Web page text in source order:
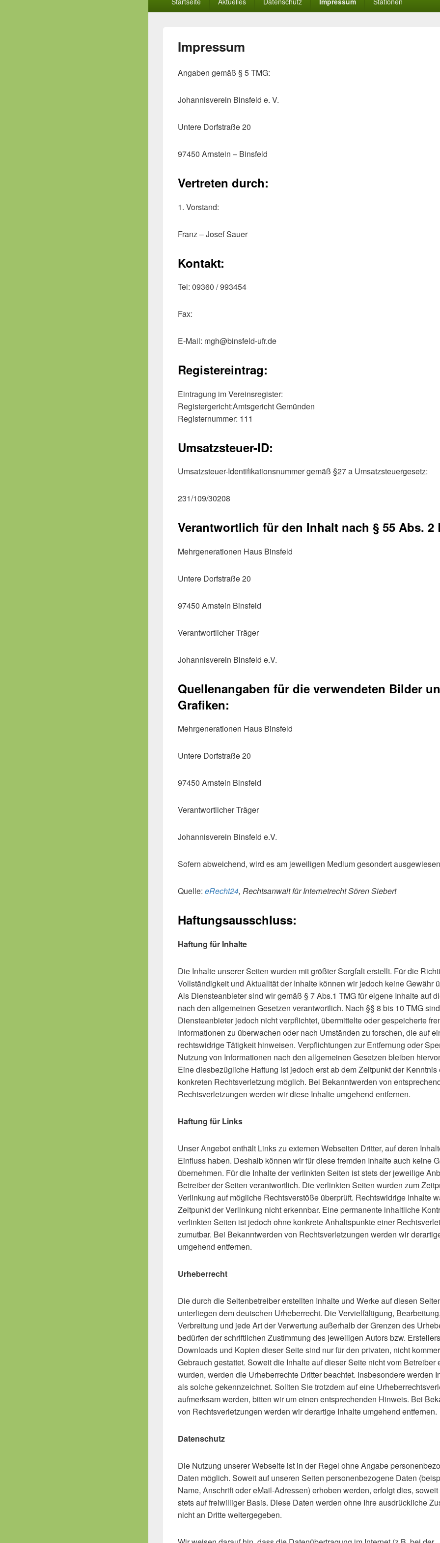
Impressum
Angaben gemäß § 5 TMG:
Johannisverein Binsfeld e. V.
Untere Dorfstraße 20
97450 Arnstein – Binsfeld
Vertreten durch:
1. Vorstand:
Franz – Josef Sauer
Kontakt:
Tel: 09360 / 993454
Fax:
E-Mail: mgh@binsfeld-ufr.de
Registereintrag:
Eintragung im Vereinsregister:
Registergericht:Amtsgericht Gemünden
Registernummer: 111
Umsatzsteuer-ID:
Umsatzsteuer-Identifikationsnummer gemäß §27 a Umsatzsteuergesetz:
231/109/30208
Verantwortlich für den Inhalt nach § 55 Abs. 2
Mehrgenerationen Haus Binsfeld
Untere Dorfstraße 20
97450 Arnstein Binsfeld
Verantwortlicher Träger
Johannisverein Binsfeld e.V.
Quellenangaben für die verwendeten Bilder
Grafiken:
Mehrgenerationen Haus Binsfeld
Untere Dorfstraße 20
97450 Arnstein Binsfeld
Verantwortlicher Träger
Johannisverein Binsfeld e.V.
Sofern abweichend, wird es am jeweiligen Medium gesondert
Quelle: eRecht24, Rechtsanwalt für Internetrecht Sören Siebert
Haftungsausschluss:
Haftung für Inhalte
Die Inhalte unserer Seiten wurden mit größter Sorgfalt erstellt. Für die
Vollständigkeit und Aktualität der Inhalte können wir jedoch keine Gewähr
Als Diensteanbieter sind wir gemäß § 7 Abs.1 TMG für eigene Inhalte auf
nach den allgemeinen Gesetzen verantwortlich. Nach §§ 8 bis 10 TMG
Diensteanbieter jedoch nicht verpflichtet, übermittelte oder gespeicherte
Informationen zu überwachen oder nach Umständen zu forschen, die auf
rechtswidrige Tätigkeit hinweisen. Verpflichtungen zur Entfernung oder
Nutzung von Informationen nach den allgemeinen Gesetzen bleiben
Eine diesbezügliche Haftung ist jedoch erst ab dem Zeitpunkt der Kenntnis
konkreten Rechtsverletzung möglich. Bei Bekanntwerden von
Rechtsverletzungen werden wir diese Inhalte umgehend entfernen.
Haftung für Links
Unser Angebot enthält Links zu externen Webseiten Dritter, auf deren
Einfluss haben. Deshalb können wir für diese fremden Inhalte auch keine
übernehmen. Für die Inhalte der verlinkten Seiten ist stets der jeweilige
Betreiber der Seiten verantwortlich. Die verlinkten Seiten wurden zum
Verlinkung auf mögliche Rechtsverstöße überprüft. Rechtswidrige Inhalte
Zeitpunkt der Verlinkung nicht erkennbar. Eine permanente inhaltliche
verlinkten Seiten ist jedoch ohne konkrete Anhaltspunkte einer
zumutbar. Bei Bekanntwerden von Rechtsverletzungen werden wir
umgehend entfernen.
Urheberrecht
Die durch die Seitenbetreiber erstellten Inhalte und Werke auf diesen
unterliegen dem deutschen Urheberrecht. Die Vervielfältigung,
Verbreitung und jede Art der Verwertung außerhalb der Grenzen des
bedürfen der schriftlichen Zustimmung des jeweiligen Autors bzw.
Downloads und Kopien dieser Seite sind nur für den privaten, nicht
Gebrauch gestattet. Soweit die Inhalte auf dieser Seite nicht vom Betreiber
wurden, werden die Urheberrechte Dritter beachtet. Insbesondere werden
als solche gekennzeichnet. Sollten Sie trotzdem auf eine
aufmerksam werden, bitten wir um einen entsprechenden Hinweis. Bei
von Rechtsverletzungen werden wir derartige Inhalte umgehend entfernen.
Datenschutz
Die Nutzung unserer Webseite ist in der Regel ohne Angabe
Daten möglich. Soweit auf unseren Seiten personenbezogene Daten
Name, Anschrift oder eMail-Adressen) erhoben werden, erfolgt dies,
stets auf freiwilliger Basis. Diese Daten werden ohne Ihre ausdrückliche
nicht an Dritte weitergegeben.